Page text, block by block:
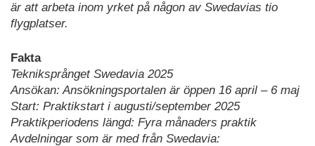
är att arbeta inom yrket på någon av Swedavias tio
flygplatser.
Fakta
Tekniksprånget Swedavia 2025
Ansökan: Ansökningsportalen är öppen 16 april – 6 maj
Start: Praktikstart i augusti/september 2025
Praktikperiodens längd: Fyra månaders praktik
Avdelningar som är med från Swedavia: